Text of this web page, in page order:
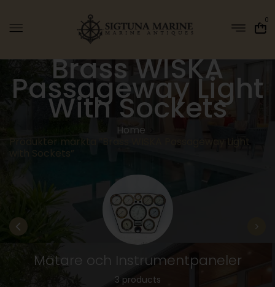
0
Brass WISKA
Passageway Light
With Sockets
Home
Produkter märkta ”Brass WISKA Passageway Light
with Sockets”
Mätare och Instrumentpaneler
3 products